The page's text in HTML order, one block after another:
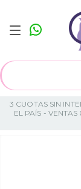
3 CUOTAS SIN
EL PAÍS -